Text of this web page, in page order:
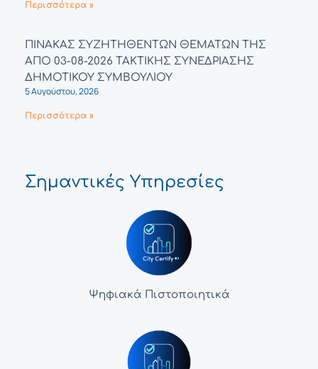
Περισσότερα »
ΠΙΝΑΚΑΣ ΣΥΖΗΤΗΘΕΝΤΩΝ ΘΕΜΑΤΩΝ ΤΗΣ
ΑΠΟ 03-08-2026 ΤΑΚΤΙΚΗΣ ΣΥΝΕΔΡΙΑΣΗΣ
ΔΗΜΟΤΙΚΟΥ ΣΥΜΒΟΥΛΙΟΥ
5 Αυγούστου, 2026
Περισσότερα »
Σημαντικές Υπηρεσίες
Ψηφιακά Πιστοποιητικά